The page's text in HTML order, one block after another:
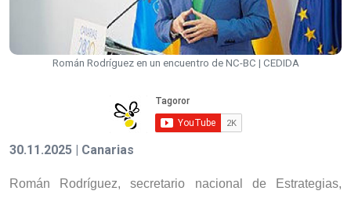
Román Rodríguez en un encuentro de NC-BC | CEDIDA
30.11.2025 | Canarias
Román Rodríguez, secretario nacional de Estrategias,